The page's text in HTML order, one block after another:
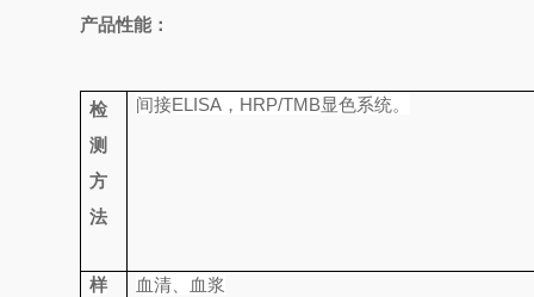
产品性能：
检
测
方
法
间接ELISA ， HRP/TMB显色系统。
样
血清、血浆